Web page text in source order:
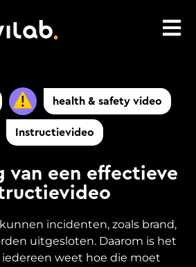
health & safety video
Instructievideo
van een effectieve
incidenten, zoals brand,
uitgesloten. Daarom is het
weet hoe die moet